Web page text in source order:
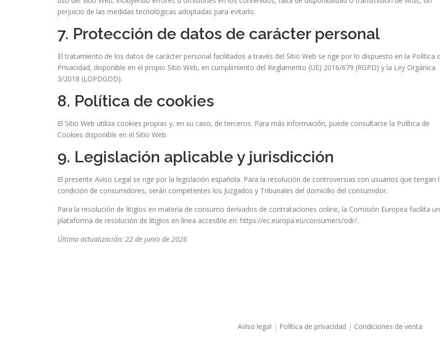
perjuicio de las medidas tecnológicas adoptadas para evitarlo.
7. Protección de datos de carácter personal
El tratamiento de los datos de carácter personal facilitados a través del Sitio Web se rige por lo dispuesto en la Política
Privacidad, disponible en el propio Sitio Web, en cumplimiento del Reglamento (UE) 2016/679 (RGPD) y la Ley Orgánica
3/2018 (LOPDGDD).
8. Política de cookies
El Sitio Web utiliza cookies propias y, en su caso, de terceros. Para más información, puede consultarse la Política de
Cookies disponible en el Sitio Web.
9. Legislación aplicable y jurisdicción
El presente Aviso Legal se rige por la legislación española. Para la resolución de controversias con usuarios que tengan
condición de consumidores, serán competentes los Juzgados y Tribunales del domicilio del consumidor.
Para la resolución de litigios en materia de consumo derivados de contrataciones online, la Comisión Europea facilita
plataforma de resolución de litigios en línea accesible en: https://ec.europa.eu/consumers/odr/.
Última actualización: 22 de junio de 2026
Aviso legal | Política de privacidad | Condiciones de venta